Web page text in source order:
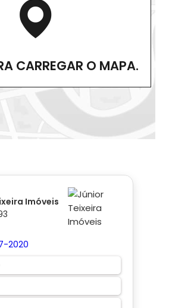
CARREGAR O MAPA.
Imóveis
2020